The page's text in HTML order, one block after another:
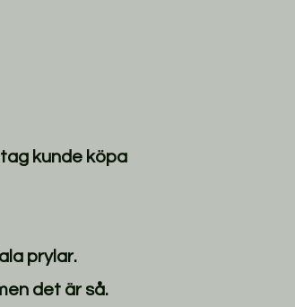
kunde köpa
prylar.
det är så.